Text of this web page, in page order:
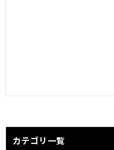
カテゴリ一覧